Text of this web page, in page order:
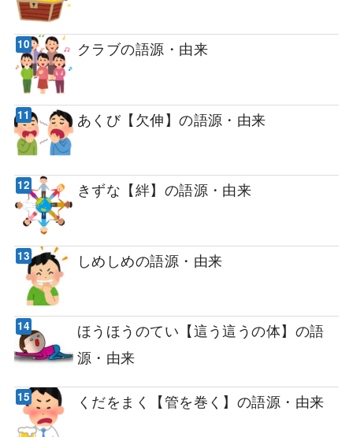
クラブの語源・由来
あくび【欠伸】の語源・由来
きずな【絆】の語源・由来
しめしめの語源・由来
ほうほうのてい【這う這うの体】の語
源・由来
くだをまく【管を巻く】の語源・由来